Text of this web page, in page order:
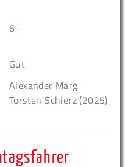
6-
Gut
Alexander Marg,
Torsten Schierz (2025)